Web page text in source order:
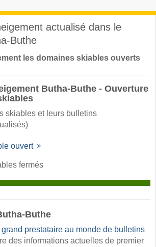
actualisé dans le
Buthe
les domaines skiables ouverts
Butha-Buthe - Ouverture
skiables et leurs bulletins
ouvert
fermés
Buthe
grand prestataire au monde de bulletins
des informations actuelles de premier